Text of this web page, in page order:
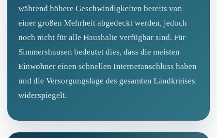
während höhere Geschwindigkeiten bereits von
einer großen Mehrheit abgedeckt werden, jedoch
noch nicht für alle Haushalte verfügbar sind. Für
Simmershausen bedeutet dies, dass die meisten
Einwohner einen schnellen Internetanschluss haben
und die Versorgungslage des gesamten Landkreises
widerspiegelt.